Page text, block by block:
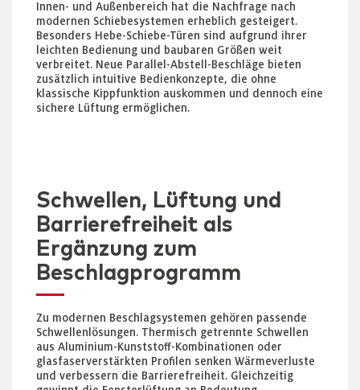
Innen- und Außenbereich hat die Nachfrage nach
modernen Schiebesystemen erheblich gesteigert.
Besonders Hebe-Schiebe-Türen sind aufgrund ihrer
leichten Bedienung und baubaren Größen weit
verbreitet. Neue Parallel-Abstell-Beschläge bieten
zusätzlich intuitive Bedienkonzepte, die ohne
klassische Kippfunktion auskommen und dennoch eine
sichere Lüftung ermöglichen.
Schwellen, Lüftung und
Barrierefreiheit als
Ergänzung zum
Beschlagprogramm
Zu modernen Beschlagsystemen gehören passende
Schwellenlösungen. Thermisch getrennte Schwellen
aus Aluminium-Kunststoff-Kombinationen oder
glasfaserverstärkten Profilen senken Wärmeverluste
und verbessern die Barrierefreiheit. Gleichzeitig